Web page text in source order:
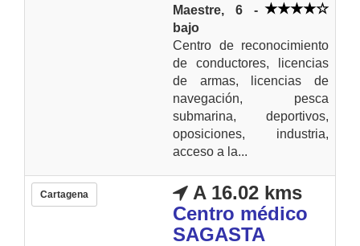
Maestre, 6 -
bajo
Centro de reconocimiento
de conductores, licencias
de armas, licencias de
navegación, pesca
submarina, deportivos,
oposiciones, industria,
acceso a la...
Cartagena
A 16.02 kms
Centro médico
SAGASTA